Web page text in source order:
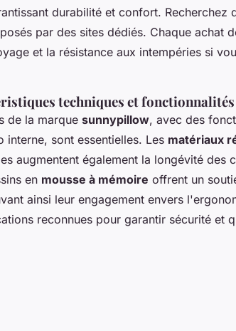
durabilité et confort. Recherchez
par des sites dédiés. Chaque achat
et la résistance aux intempéries si
techniques et
de la marque sunnypillow, avec des
sont essentielles. Les matériaux
augmentent également la longévité des
en mousse à mémoire offrent un
ainsi leur engagement envers
reconnues pour garantir sécurité et